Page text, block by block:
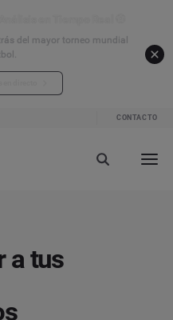
del mayor torneo mundial
CONTACTO
a tus